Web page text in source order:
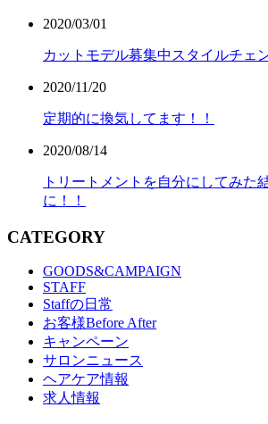
2020/03/01
カットモデル募集中スタイルチェ
2020/11/20
定期的に換気してます！！
2020/08/14
トリートメントを自分にしてみた
に！！
CATEGORY
GOODS&CAMPAIGN
STAFF
Staffの日常
お客様Before After
キャンペーン
サロンニュース
ヘアケア情報
求人情報